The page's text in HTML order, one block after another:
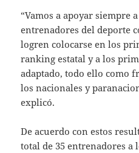
“Vamos a apoyar siempre
entrenadores del deporte
logren colocarse en los
ranking estatal y a los
adaptado, todo ello como
los nacionales y
explicó.
De acuerdo con estos
total de 35 entrenadores a